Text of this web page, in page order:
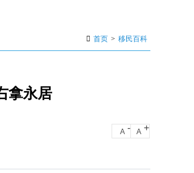
首页 > 移民百科
拿永居
A - A +